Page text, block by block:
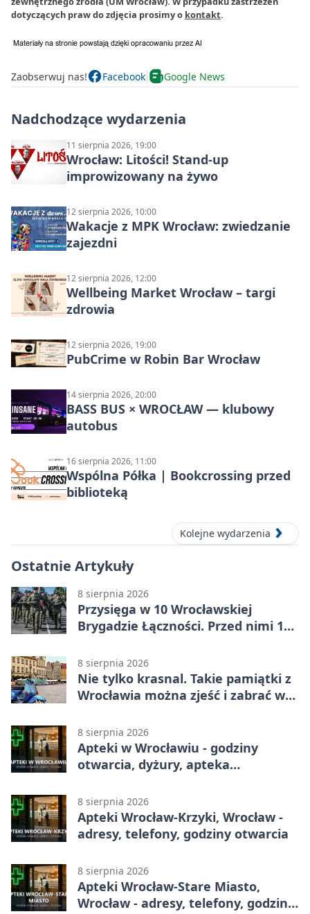
dotyczących praw do zdjęcia prosimy o kontakt.
Zaobserwuj nas! Facebook Google News
Nadchodzące wydarzenia
11 sierpnia 2026, 19:00
Wrocław: Litości! Stand-up
improwizowany na żywo
12 sierpnia 2026, 10:00
Wakacje z MPK Wrocław: zwiedzanie
zajezdni
12 sierpnia 2026, 12:00
Wellbeing Market Wrocław – targi
zdrowia
12 sierpnia 2026, 19:00
PubCrime w Robin Bar Wrocław
14 sierpnia 2026, 20:00
BASS BUS × WROCŁAW — klubowy
autobus
16 sierpnia 2026, 11:00
Wspólna Półka | Bookcrossing przed
biblioteką
Kolejne wydarzenia
Ostatnie Artykuły
8 sierpnia 2026
Przysięga w 10 Wrocławskiej
Brygadzie Łączności. Przed nimi 11
8 sierpnia 2026
Nie tylko krasnal. Takie pamiątki z
Wrocławia można zjeść i zabrać w
8 sierpnia 2026
Apteki w Wrocławiu - godziny
otwarcia, dyżury, apteka
8 sierpnia 2026
Apteki Wrocław-Krzyki, Wrocław -
adresy, telefony, godziny otwarcia
8 sierpnia 2026
Apteki Wrocław-Stare Miasto,
Wrocław - adresy, telefony, godziny